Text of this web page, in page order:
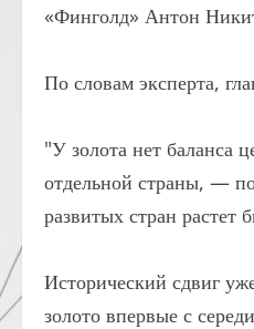
«Финголд» Антон
По словам эксперта,
"У золота нет баланса
отдельной страны, —
развитых стран
Исторический сдвиг
золото впервые с